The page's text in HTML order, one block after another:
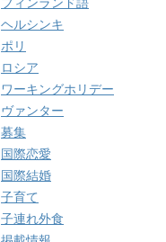
ヘルシンキ
ポリ
ロシア
ワーキングホリデー
ヴァンター
募集
国際恋愛
国際結婚
子育て
子連れ外食